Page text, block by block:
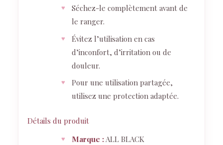
Séchez-le complètement avant de
le ranger.
Évitez l’utilisation en cas
d’inconfort, d’irritation ou de
douleur.
Pour une utilisation partagée,
utilisez une protection adaptée.
Détails du produit
Marque :ALL BLACK